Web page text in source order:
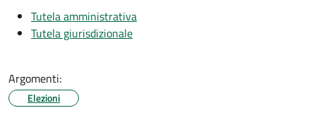
Tutela amministrativa
Tutela giurisdizionale
Argomenti:
Elezioni